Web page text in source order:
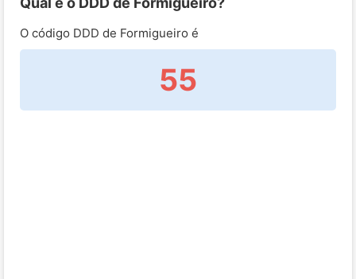
O código DDD de Formigueiro é
55